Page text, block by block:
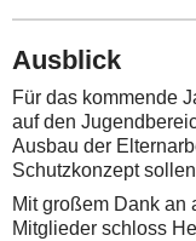
Ausblick
Für das kommende
auf den
Ausbau der
Schutzkonzept
Mit großem Dank an
Mitglieder schloss